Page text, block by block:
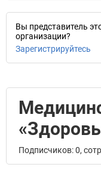
Вы представитель
организации?
Зарегистрируйтесь
Подписчиков: 0,